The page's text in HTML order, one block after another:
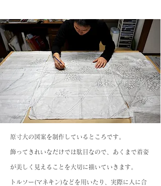
原寸大の図案を制作しているところです。
飾ってきれいなだけでは駄目なので、あくまで着姿
が美しく見えることを大切に描いていきます。
トルソー(マネキン)などを用いたり、実際に人に合